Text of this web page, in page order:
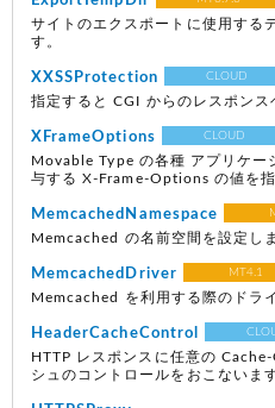
サイトのエクスポートに使用する
す。
XXSSProtection CLOUD
指定すると CGI からのレスポン
XFrameOptions CLOUD
Movable Type の各種 アプリケー
与する X-Frame-Options の値を指
MemcachedNamespace
Memcached の名前空間を設定し
MemcachedDriver MT4.1
Memcached を利用する際のドラ
HeaderCacheControl
HTTP レスポンスに任意の
シュのコントロールをおこないます